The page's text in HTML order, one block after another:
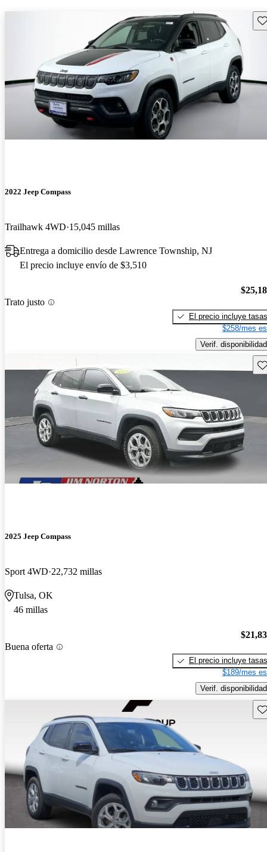
2022 Jeep Compass
Trailhawk 4WD 15,045 millas
Entrega a domicilio desde Lawrence Township, NJ
El precio incluye envío de $3,510
Trato justo
El precio incluye tasas
$258/mes
Verif. disponibilidad
2025 Jeep Compass
Sport 4WD 22,732 millas
Tulsa, OK
46 millas
Buena oferta
El precio incluye tasas
$189/mes
Verif. disponibilidad